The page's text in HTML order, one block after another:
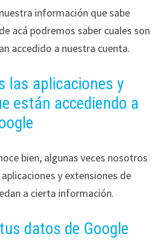
información que sabe
acá podremos saber cuales son
accedido a nuestra cuenta.
las aplicaciones y
están accediendo a
bien, algunas veces nosotros
y extensiones de
a cierta información.
datos de Google